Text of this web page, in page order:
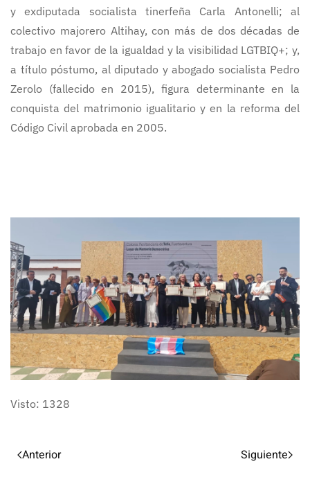
y exdiputada socialista tinerfeña Carla Antonelli; al
colectivo majorero Altihay, con más de dos décadas de
trabajo en favor de la igualdad y la visibilidad LGTBIQ+; y,
a título póstumo, al diputado y abogado socialista Pedro
Zerolo (fallecido en 2015), figura determinante en la
conquista del matrimonio igualitario y en la reforma del
Código Civil aprobada en 2005.
Visto: 1328
Anterior Siguiente